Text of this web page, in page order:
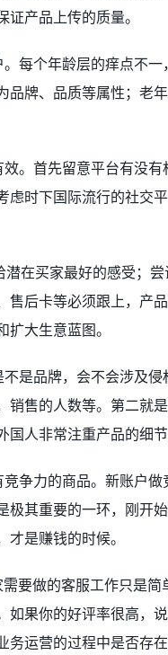
产品上传的质量。
每个年龄层的痒点不
品牌、品质等属性； 老
。首先留意平台有没
时下国际流行的社交
潜在买家最好的感受；
售后卡等必须跟上，产
大生意蓝图。
是品牌，会不会涉及
售的人数等。第二就
人非常注重产品的细节
争力的商品。新账户
极其重要的一环，刚开
是赚钱的时候。
要做的客服工作只是简
如果你的好评率很高，
务运营的过程中是否存